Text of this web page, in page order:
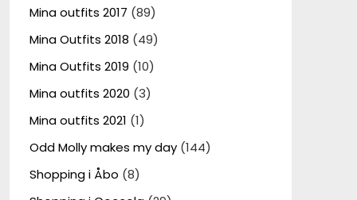
Mina outfits 2017 (89)
Mina Outfits 2018 (49)
Mina Outfits 2019 (10)
Mina outfits 2020 (3)
Mina outfits 2021 (1)
Odd Molly makes my day(144)
Shopping i Åbo (8)